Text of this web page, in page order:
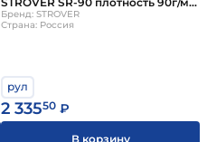
900Н 4х4мм 1х50м синий
Бренд: STROVER
Страна: Россия
рул
2 33550 ₽
В корзину